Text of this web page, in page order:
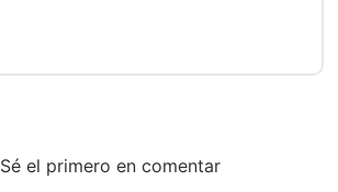
Sé el primero en comentar